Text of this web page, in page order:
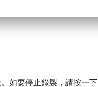
如要停止錄製，請按一下